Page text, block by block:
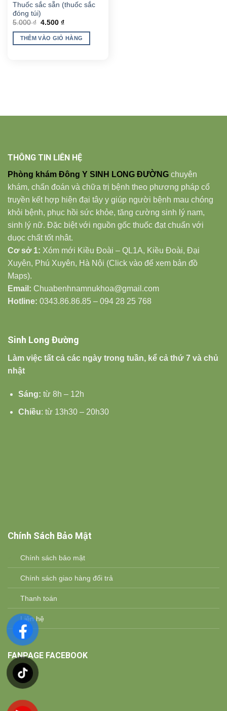
Thuốc sắc sẵn (thuốc sắc
đóng túi)
5.000₫ Giá
là:
5.000 ₫.
4.500 ₫Giá
tại
là:
THÊM VÀO GIỎ HÀNG
THÔNG TIN LIÊN HỆ
Phòng khám Đông Y SINH LONG ĐƯỜNG chuyên
khám, chẩn đoán và chữa trị bệnh theo phương pháp cổ
truyền kết hợp hiện đại tây y giúp người bệnh mau chóng
khỏi bệnh, phục hồi sức khỏe, tăng cường sinh lý nam,
sinh lý nữ. Đặc biệt với nguồn gốc thuốc đạt chuẩn với
duọc chất tốt nhât.
Cơ sở 1: Xóm mới Kiều Đoài – QL1A, Kiều Đoài, Đại
Xuyên, Phú Xuyên, Hà Nội (Click vào để xem bản đồ
Maps).
Email: Chuabenhnamnukhoa@gmail.com
Hotline: 0343.86.86.85 – 094 28 25 768
Sinh Long Đường
Làm việc tất cả các ngày trong tuần, kể cả thứ 7 và chủ
nhật
Sáng: từ 8h – 12h
Chiều: từ 13h30 – 20h30
Chính Sách Bảo Mật
Chính sách bảo mật
Chính sách giao hàng đổi trả
Thanh toán
Liên hệ
FANPAGE FACEBOOK